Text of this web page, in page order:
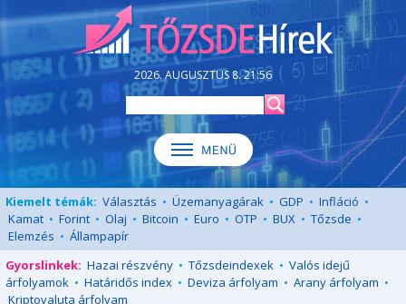
2026. AUGUSZTUS 8. 21:56
Kiemelt témák: Választás • Üzemanyagárak • GDP • Infláció •
Kamat • Forint • Olaj • Bitcoin • Euro • OTP • BUX • Tőzsde •
Elemzés • Állampapír
Gyorslinkek: Hazai részvény • Tőzsdeindexek • Valós idejű
árfolyamok • Határidős index • Deviza árfolyam • Arany árfolyam •
Kriptovaluta árfolyam